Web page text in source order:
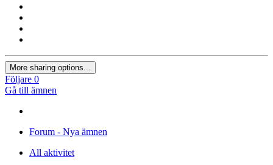
More sharing options...
Följare 0
Gå till ämnen
Forum - Nya ämnen
All aktivitet